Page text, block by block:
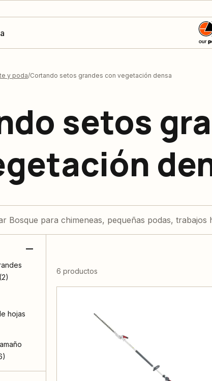
y poda Cortando setos grandes con vegetación densa
setos
Bosque para chimeneas, pequeñas podas, trabajos
hojas
6 productos